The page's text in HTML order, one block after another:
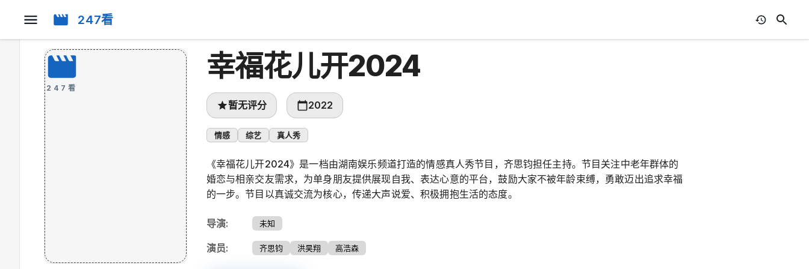
247看
247看
幸福花儿开2024
暂无评分 2022
情感 综艺 真人秀
《幸福花儿开2024》是一档由湖南娱乐频道打造的情感真人秀节目，齐思钧担任主持。节目关注中老年群体的
婚恋与相亲交友需求，为单身朋友提供展现自我、表达心意的平台，鼓励大家不被年龄束缚，勇敢迈出追求幸福
的一步。节目以真诚交流为核心，传递大声说爱、积极拥抱生活的态度。
导演: 未知
演员: 齐思钧 洪昊翔 高浩森